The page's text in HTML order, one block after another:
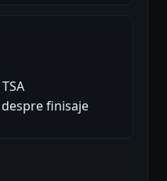
finisaje